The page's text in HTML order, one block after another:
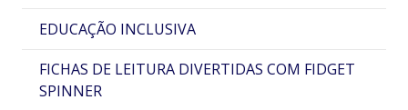
EDUCAÇÃO INCLUSIVA
FICHAS DE LEITURA DIVERTIDAS COM FIDGET
SPINNER